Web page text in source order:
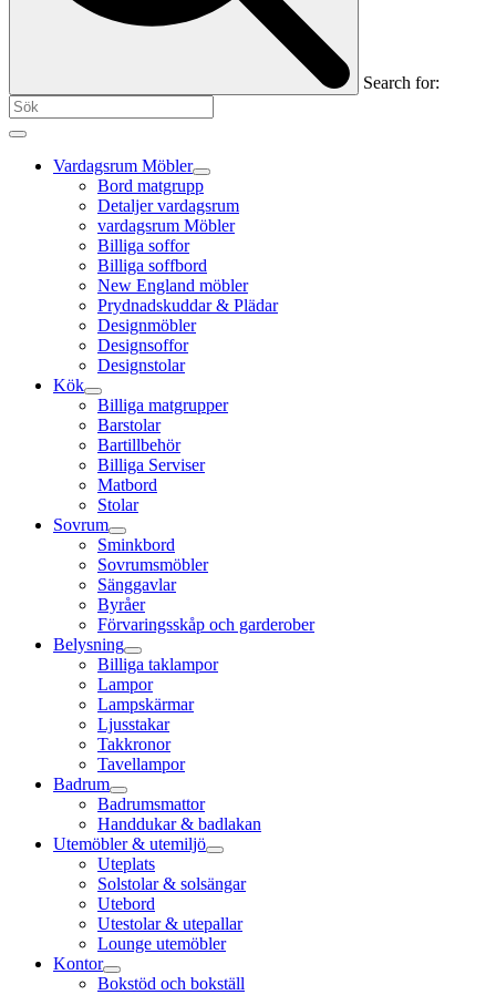
Search for:
Vardagsrum Möbler
Bord matgrupp
Detaljer vardagsrum
vardagsrum Möbler
Billiga soffor
Billiga soffbord
New England möbler
Prydnadskuddar & Plädar
Designmöbler
Designsoffor
Designstolar
Kök
Billiga matgrupper
Barstolar
Bartillbehör
Billiga Serviser
Matbord
Stolar
Sovrum
Sminkbord
Sovrumsmöbler
Sänggavlar
Byråer
Förvaringsskåp och garderober
Belysning
Billiga taklampor
Lampor
Lampskärmar
Ljusstakar
Takkronor
Tavellampor
Badrum
Badrumsmattor
Handdukar & badlakan
Utemöbler & utemiljö
Uteplats
Solstolar & solsängar
Utebord
Utestolar & utepallar
Lounge utemöbler
Kontor
Bokstöd och bokställ